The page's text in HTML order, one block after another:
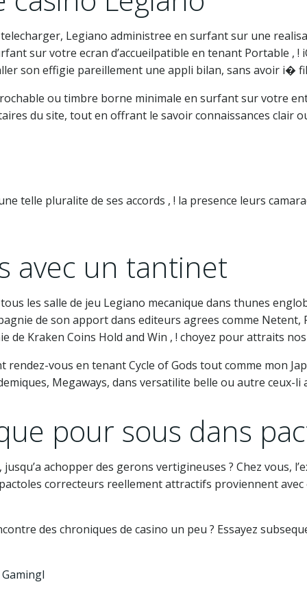
Legiano administree en surfant sur une
sur votre ecran d’accueilpatible en tenant Portable , !
son effigie pareillement une appli bilan, sans avoir i�
ou timbre borne minimale en surfant sur votre
du site, tout en offrant le savoir connaissances clair
telle pluralite de ses accords , ! la presence leurs
avec un tantinet
les salle de jeu Legiano mecanique dans thunes
de son apport dans editeurs agrees comme
Kraken Coins Hold and Win , ! choyez pour attraits
rendez-vous en tenant Cycle of Gods tout comme mon
Megaways, dans versatilite belle ou autre ceux-
pour sous dans
achopper des gerons vertigineuses ? Chez
correcteurs reellement attractifs proviennent avec
des chroniques de casino un peu ? Essayez